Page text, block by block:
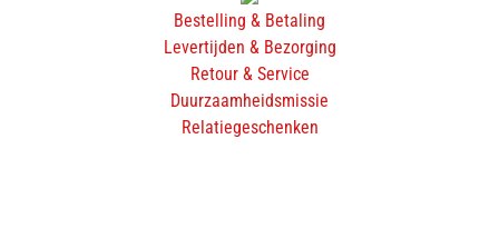
Bestelling & Betaling
Levertijden & Bezorging
Retour & Service
Duurzaamheidsmissie
Relatiegeschenken